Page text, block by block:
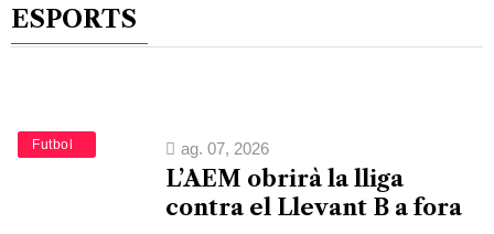
ESPORTS
Esports
Futbol ag. 07, 2026
L’AEM obrirà la lliga
contra el Llevant B a fora